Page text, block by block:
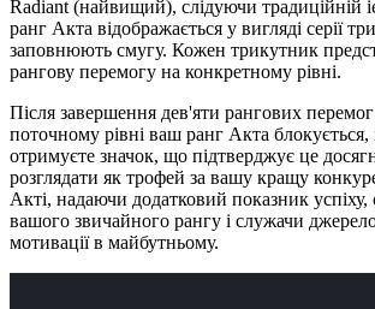
Radiant (найвищий), слідуючи традиційній
ранг Акта відображається у вигляді серії
заповнюють смугу. Кожен трикутник
рангову перемогу на конкретному рівні.
Після завершення дев'яти рангових
поточному рівні ваш ранг Акта блокується,
отримуєте значок, що підтверджує це
розглядати як трофей за вашу кращу
Акті, надаючи додатковий показник успіху,
вашого звичайного рангу і служачи
мотивації в майбутньому.